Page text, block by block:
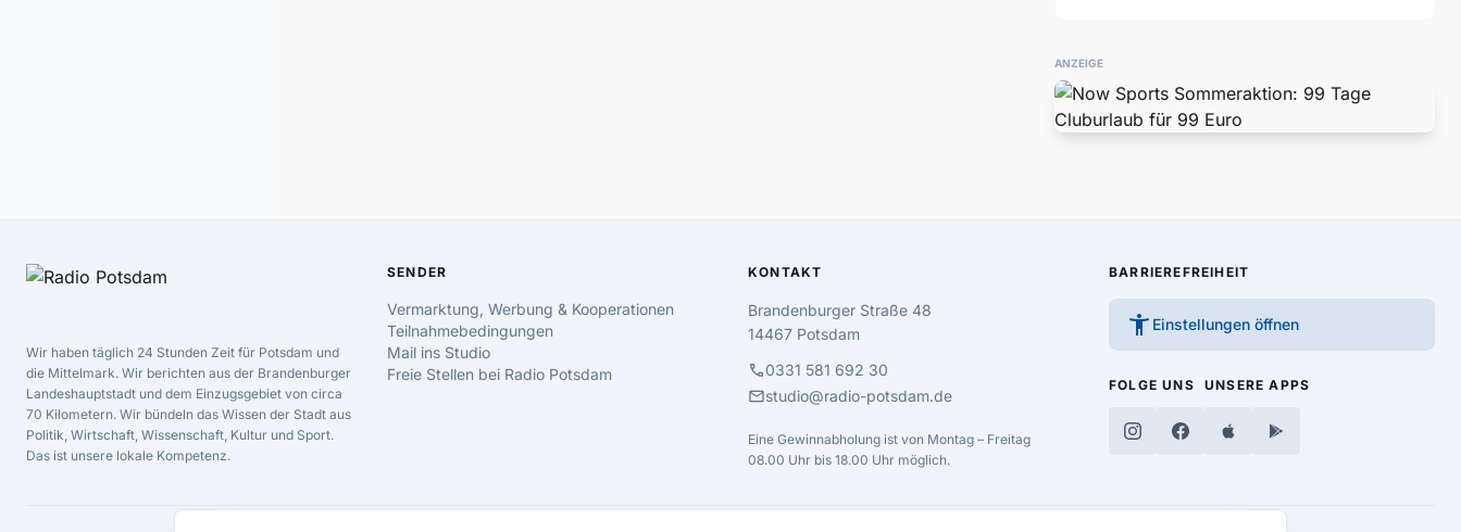
ANZEIGE
Wir haben täglich 24 Stunden Zeit für Potsdam und
die Mittelmark. Wir berichten aus der Brandenburger
Landeshauptstadt und dem Einzugsgebiet von circa
70 Kilometern. Wir bündeln das Wissen der Stadt aus
Politik, Wirtschaft, Wissenschaft, Kultur und Sport.
Das ist unsere lokale Kompetenz.
SENDER
Vermarktung, Werbung & Kooperationen
Teilnahmebedingungen
Mail ins Studio
Freie Stellen bei Radio Potsdam
KONTAKT
Brandenburger Straße 48
14467 Potsdam
call0331 581 692 30
mailstudio@radio-potsdam.de
Eine Gewinnabholung ist von Montag – Freitag
08.00 Uhr bis 18.00 Uhr möglich.
BARRIEREFREIHEIT
accessibility_new Einstellungen öffnen
FOLGE UNS UNSERE APPS